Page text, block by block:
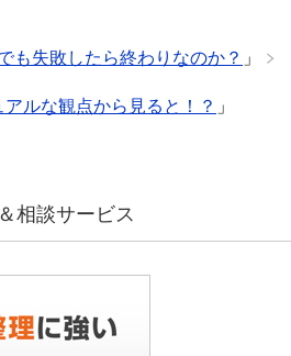
も失敗したら終わりなのか？ 」
ルな観点から見ると！？ 」
相談サービス